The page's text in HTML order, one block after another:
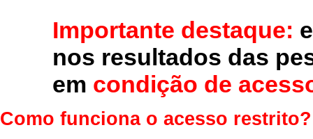
Importante destaque:
nos resultados das
em condição de
Como funciona o acesso restrito?